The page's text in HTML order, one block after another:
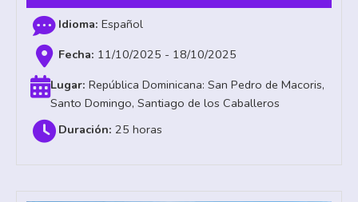
Español
11/10/2025 - 18/10/2025
República Dominicana: San Pedro de Macoris,
Santo Domingo, Santiago de los Caballeros
25 horas